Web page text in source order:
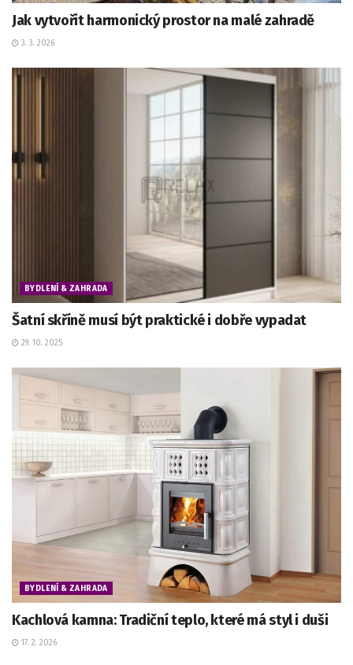
Jak vytvořit harmonický prostor na malé zahradě
3. 3. 2026
BYDLENÍ & ZAHRADA
Šatní skříně musí být praktické i dobře vypadat
29. 10. 2025
BYDLENÍ & ZAHRADA
Kachlová kamna: Tradiční teplo, které má styl i duši
17. 2. 2026